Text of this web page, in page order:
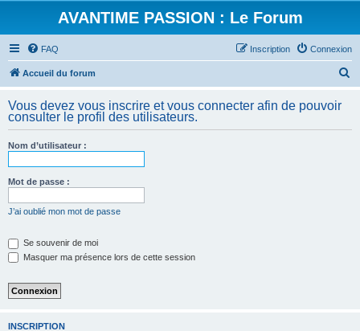
AVANTIME PASSION : Le Forum
FAQ Connexion
Inscription
Accueil du forum
h
Vous devez vous inscrire et vous connecter afin de pouvoir
consulter le profil des utilisateurs.
Nom d’utilisateur :
Mot de passe :
J’ai oublié mon mot de passe
Se souvenir de moi
Masquer ma présence lors de cette session
INSCRIPTION